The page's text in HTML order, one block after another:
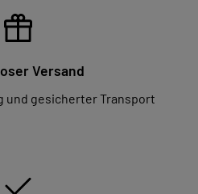
Versand
und gesicherter Transport